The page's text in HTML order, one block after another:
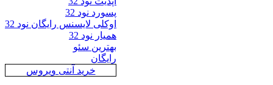
پسورد نود 32
اوکلی لایسنس رایگان نود 32
همیار نود 32
بهترین سئو
خرید آنتی ویروس